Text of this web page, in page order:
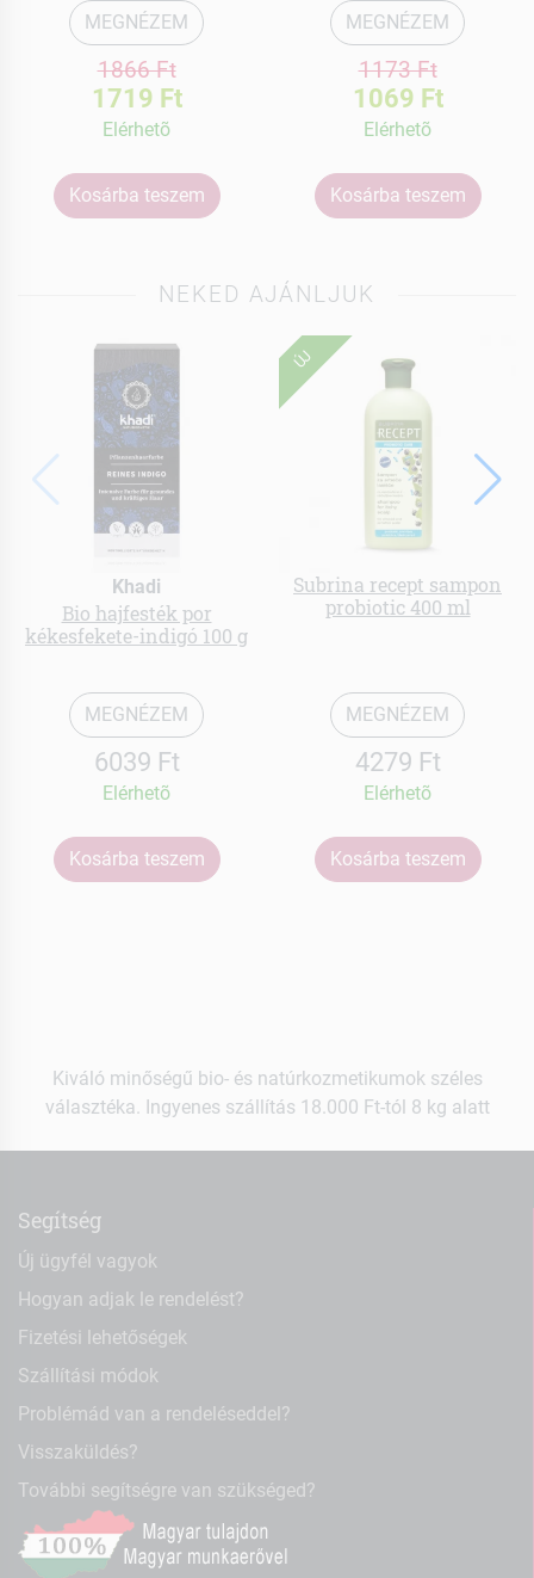
MEGNÉZEM
1866 Ft
1719 Ft
Elérhetõ
Kosárba teszem
MEGNÉZEM
1173 Ft
1069 Ft
Elérhetõ
Kosárba teszem
NEKED AJÁNLJUK
Khadi
Bio hajfesték por
kékesfekete-indigó 100 g
MEGNÉZEM
6039 Ft
Elérhetõ
Kosárba teszem
ÚJ
Subrina recept sampon
probiotic 400 ml
MEGNÉZEM
4279 Ft
Elérhetõ
Kosárba teszem
Kiváló minőségű bio- és natúrkozmetikumok széles
választéka. Ingyenes szállítás 18.000 Ft-tól 8 kg alatt
Segítség
Új ügyfél vagyok
Hogyan adjak le rendelést?
Fizetési lehetőségek
Szállítási módok
Problémád van a rendeléseddel?
Visszaküldés?
További segítségre van szükséged?